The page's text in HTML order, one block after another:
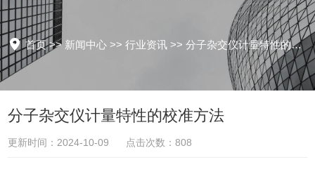
首页>> 新闻中心 >>行业资讯 >>分子杂交仪计量特性的校准方法
分子杂交仪计量特性的校准方法
更新时间：2024-10-09 点击次数：808